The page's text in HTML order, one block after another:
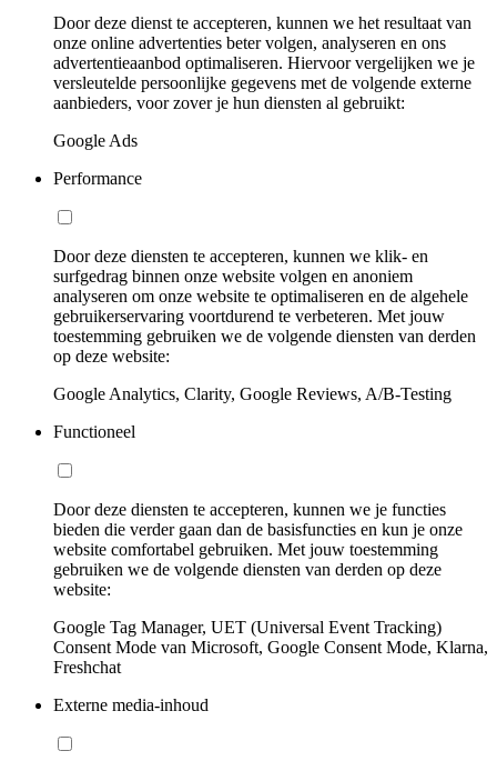
Door deze dienst te accepteren, kunnen we het resultaat van
onze online advertenties beter volgen, analyseren en ons
advertentieaanbod optimaliseren. Hiervoor vergelijken we je
versleutelde persoonlijke gegevens met de volgende externe
aanbieders, voor zover je hun diensten al gebruikt:
Google Ads
Performance
Door deze diensten te accepteren, kunnen we klik- en
surfgedrag binnen onze website volgen en anoniem
analyseren om onze website te optimaliseren en de algehele
gebruikerservaring voortdurend te verbeteren. Met jouw
toestemming gebruiken we de volgende diensten van derden
op deze website:
Google Analytics, Clarity, Google Reviews, A/B-Testing
Functioneel
Door deze diensten te accepteren, kunnen we je functies
bieden die verder gaan dan de basisfuncties en kun je onze
website comfortabel gebruiken. Met jouw toestemming
gebruiken we de volgende diensten van derden op deze
website:
Google Tag Manager, UET (Universal Event Tracking)
Consent Mode van Microsoft, Google Consent Mode, Klarna,
Freshchat
Externe media-inhoud